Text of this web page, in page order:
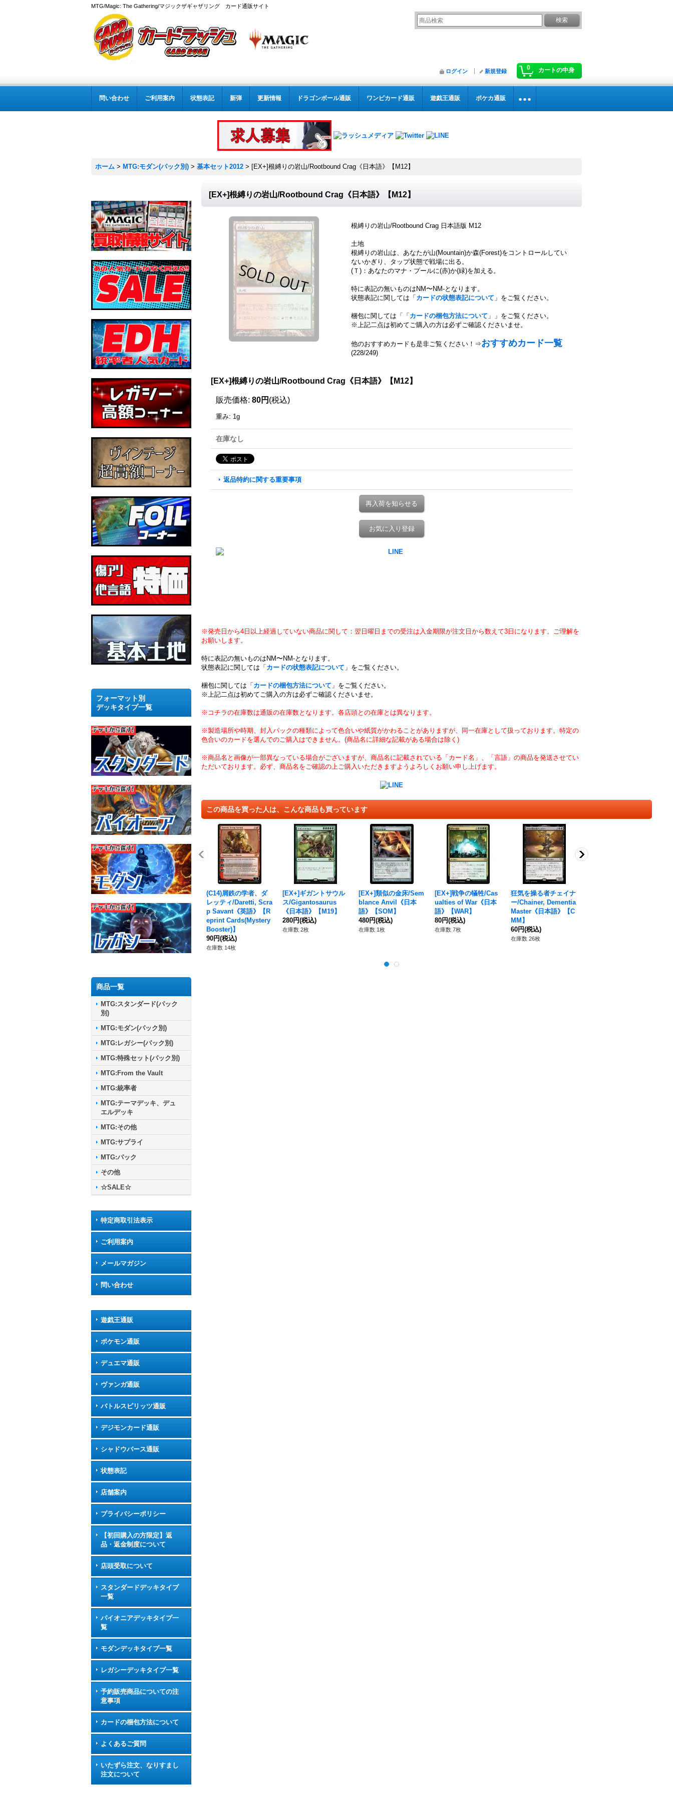
MTG/Magic: The Gathering/マジックザギャザリング カード通販サイト
0 カートの中身
ログイン 新規登録
問い合わせ ご利用案内 状態表記 新弾 更新情報 ドラゴンボール通販 ワンピカード通販 遊戯王通販 ポケカ通販
ホーム > MTG:モダン(パック別) > 基本セット2012 > [EX+]根縛りの岩山/Rootbound Crag《日本語》【M12】
フォーマット別
デッキタイプ一覧
商品一覧
MTG:スタンダード(パック
別)
MTG:モダン(パック別)
MTG:レガシー(パック別)
MTG:特殊セット(パック別)
MTG:From the Vault
MTG:統率者
MTG:テーマデッキ、デュ
エルデッキ
MTG:その他
MTG:サプライ
MTG:パック
その他
☆SALE☆
特定商取引法表示
ご利用案内
メールマガジン
問い合わせ
遊戯王通販
ポケモン通販
デュエマ通販
ヴァンガ通販
バトルスピリッツ通販
デジモンカード通販
シャドウバース通販
状態表記
店舗案内
プライバシーポリシー
【初回購入の方限定】返
品・返金制度について
店頭受取について
スタンダードデッキタイプ
一覧
パイオニアデッキタイプ一
覧
モダンデッキタイプ一覧
レガシーデッキタイプ一覧
予約販売商品についての注
意事項
カードの梱包方法について
よくあるご質問
いたずら注文、なりすまし
注文について
[EX+]根縛りの岩山/Rootbound Crag《日本語》【M12】
根縛りの岩山/Rootbound Crag 日本語版 M12
土地
根縛りの岩山は、あなたが山(Mountain)か森(Forest)をコントロールしてい
ないかぎり、タップ状態で戦場に出る。
(Ｔ)：あなたのマナ・プールに(赤)か(緑)を加える。
特に表記の無いものはNM〜NM-となります。
状態表記に関しては「 カードの状態表記について 」をご覧ください。
梱包に関しては「「 カードの梱包方法について 」」をご覧ください。
※上記二点は初めてご購入の方は必ずご確認くださいませ。
他のおすすめカードも是非ご覧ください！⇒おすすめカード一覧
(228/249)
[EX+]根縛りの岩山/Rootbound Crag《日本語》【M12】
販売価格: 80円 (税込)
重み: 1g
在庫なし
返品特約に関する重要事項
再入荷を知らせる
お気に入り登録
※発売日から4日以上経過していない商品に関して：翌日曜日までの受注は入金期限が注文日から数えて3日になります。ご理解を
お願いします。
特に表記の無いものはNM〜NM-となります。
状態表記に関しては「 カードの状態表記について 」をご覧ください。
梱包に関しては「 カードの梱包方法について 」をご覧ください。
※上記二点は初めてご購入の方は必ずご確認くださいませ。
※コチラの在庫数は通販の在庫数となります。各店頭との在庫とは異なります。
※製造場所や時期、封入パックの種類によって色合いや紙質がかわることがありますが、同一在庫として扱っております。特定の
色合いのカードを選んでのご購入はできません。(商品名に詳細な記載がある場合は除く)
※商品名と画像が一部異なっている場合がございますが、商品名に記載されている「カード名」、「言語」の商品を発送させてい
ただいております。必ず、商品名をご確認の上ご購入いただきますようよろしくお願い申し上げます。
この商品を買った人は、こんな商品も買っています
(C14)屑鉄の学者、ダ
レッティ/Daretti, Scra
p Savant《英語》【R
eprint Cards(Mystery
Booster)】
90円(税込)
在庫数 14枚
[EX+]ギガントサウル
ス/Gigantosaurus
《日本語》【M19】
280円(税込)
在庫数 2枚
[EX+]類似の金床/Sem
blance Anvil《日本
語》【SOM】
480円(税込)
在庫数 1枚
[EX+]戦争の犠牲/Cas
ualties of War《日本
語》【WAR】
80円(税込)
在庫数 7枚
狂気を操る者チェイナ
ー/Chainer, Dementia
Master《日本語》【C
MM】
60円(税込)
在庫数 26枚